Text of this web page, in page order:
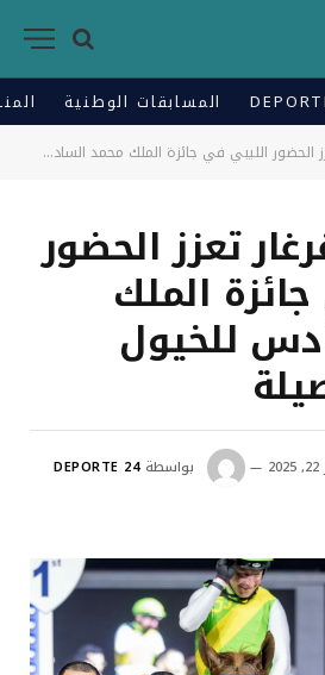
المسابقات الوطنية
الليبي في جائزة الملك محمد السادس للخيول العربية الأصيلة
تعزز الحضور
الملك
للخيول
بواسطة DEPORTE 24